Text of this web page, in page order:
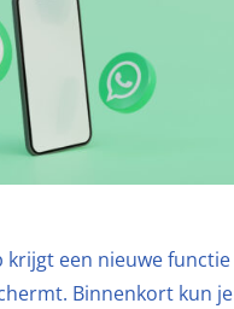
krijgt een nieuwe
Binnenkort kun